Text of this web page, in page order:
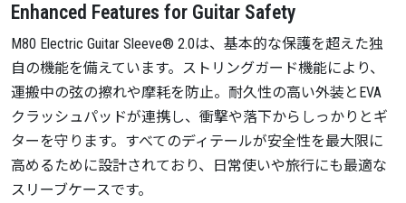
Enhanced Features for Guitar Safety
M80 Electric Guitar Sleeve® 2.0は、基本的な保護を超えた独
自の機能を備えています。ストリングガード機能により、
運搬中の弦の擦れや摩耗を防止。耐久性の高い外装とEVA
クラッシュパッドが連携し、衝撃や落下からしっかりとギ
ターを守ります。すべてのディテールが安全性を最大限に
高めるために設計されており、日常使いや旅行にも最適な
スリーブケースです。